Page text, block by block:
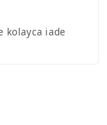
kolayca iade